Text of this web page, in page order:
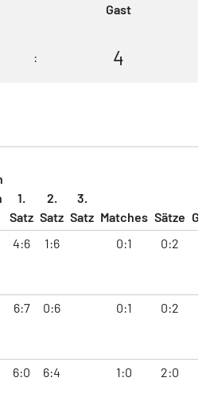
Gast
: 4
1.
Satz
2.
Satz
3.
Satz Matches Sätze
4:6 1:6 0:1 0:2
6:7 0:6 0:1 0:2
6:0 6:4 1:0 2:0